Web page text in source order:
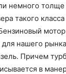
немного толще
такого
нашего
Причем
в